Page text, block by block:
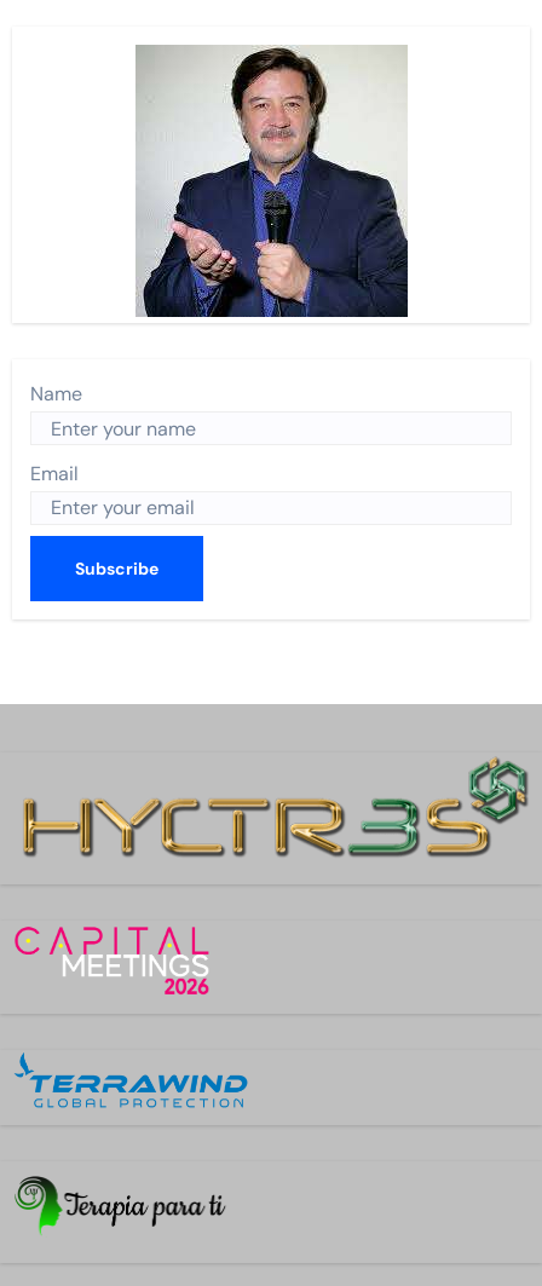
Name
Email